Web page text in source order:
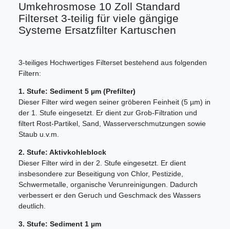
Umkehrosmose 10 Zoll Standard
Filterset 3-teilig für viele gängige
Systeme Ersatzfilter Kartuschen
3-teiliges Hochwertiges Filterset bestehend aus folgenden
Filtern:
1. Stufe: Sediment 5 µm (Prefilter)
Dieser Filter wird wegen seiner gröberen Feinheit (5 µm) in
der 1. Stufe eingesetzt. Er dient zur Grob-Filtration und
filtert Rost-Partikel, Sand, Wasserverschmutzungen sowie
Staub u.v.m.
2. Stufe: Aktivkohleblock
Dieser Filter wird in der 2. Stufe eingesetzt. Er dient
insbesondere zur Beseitigung von Chlor, Pestizide,
Schwermetalle, organische Verunreinigungen. Dadurch
verbessert er den Geruch und Geschmack des Wassers
deutlich.
3. Stufe: Sediment 1 µm